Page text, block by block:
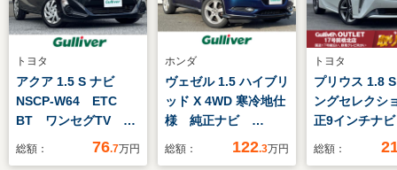
トヨタ
アクア 1.5 S ナビ
NSCP-W64 ETC
BT ワンセグTV ス
マートキー スペアキ
総額： 76.7万円
ホンダ
ヴェゼル 1.5 ハイブリ
ッド X 4WD 寒冷地仕
様 純正ナビ
Bluetooth フルセ
総額： 122.3万円
トヨタ
プリウス 1.8
ングセレクシ
正9インチナ
Bluetooth
総額：